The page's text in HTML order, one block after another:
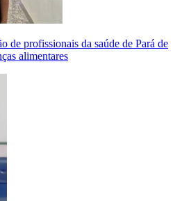
de profissionais da saúde de Pará de
alimentares